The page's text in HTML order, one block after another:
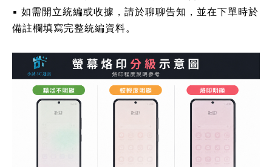
▪ 如需開立統編或收據，請於聊聊告知，並在下單時於
備註欄填寫完整統編資料。